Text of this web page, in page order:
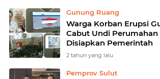
Gunung Ruang
Warga Korban Erupsi
Cabut Undi Perumahan
Disiapkan Pemerintah
2 tahun yang lalu
Pemprov Sulut